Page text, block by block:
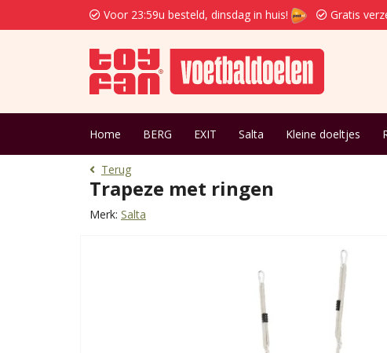
Voor 23:59u besteld, dinsdag in huis! Gratis
Home BERG EXIT Salta Kleine doeltjes
Terug
Trapeze met ringen
Merk: Salta